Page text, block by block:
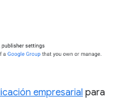
empresarial para